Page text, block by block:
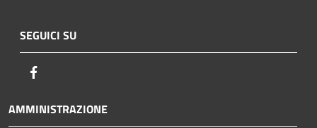
SEGUICI SU
AMMINISTRAZIONE